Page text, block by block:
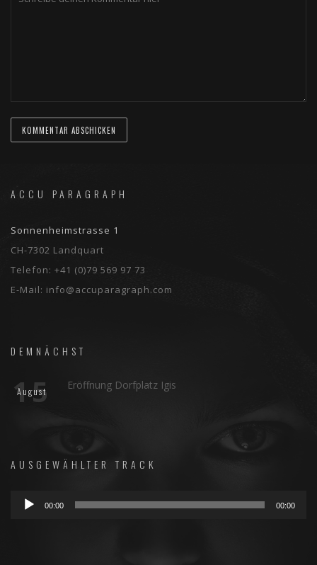
ACCU PARAGRAPH
Sonnenheimstrasse 1
CH-7302 Landquart
Telefon: +41 (0)79 569 97 73
E-Mail: info@accuparagraph.com
DEMNÄCHST
15
August Eröffnung Dorfplatz Igis
AUSGEWÄHLTER TRACK
Audio-
Player
00:00 00:00